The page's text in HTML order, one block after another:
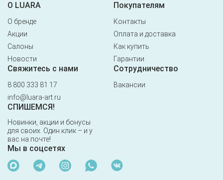
О LUARA
О бренде
Акции
Салоны
Новости
Покупателям
Контакты
Оплата и доставка
Как купить
Гарантии
Свяжитесь с нами
8 800 333 81 17
info@luara-art.ru
Сотрудничество
Вакансии
СПИШЕМСЯ!
Новинки, акции и бонусы
для своих. Один клик – и у
вас на почте!
Мы в соцсетях